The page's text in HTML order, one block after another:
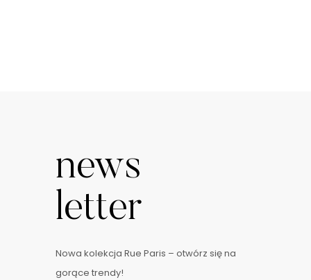
news
letter
Nowa kolekcja Rue Paris – otwórz się na
gorące trendy!